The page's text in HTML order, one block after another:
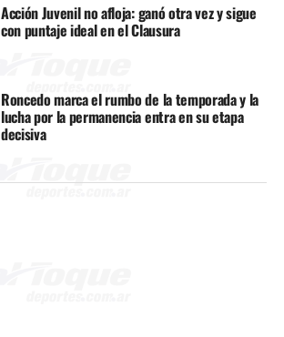
Acción Juvenil no afloja: ganó otra vez y sigue
con puntaje ideal en el Clausura
Roncedo marca el rumbo de la temporada y la
lucha por la permanencia entra en su etapa
decisiva